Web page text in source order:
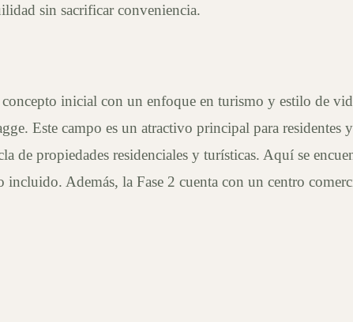
sin sacrificar conveniencia.
inicial con un enfoque en turismo y estilo de
Este campo es un atractivo principal para residentes
de propiedades residenciales y turísticas. Aquí se
Además, la Fase 2 cuenta con un centro